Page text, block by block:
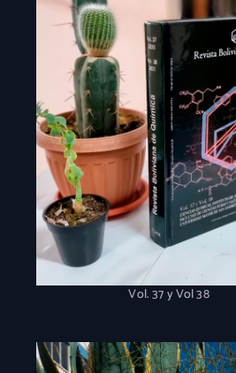
Vol. 37 y Vol 38